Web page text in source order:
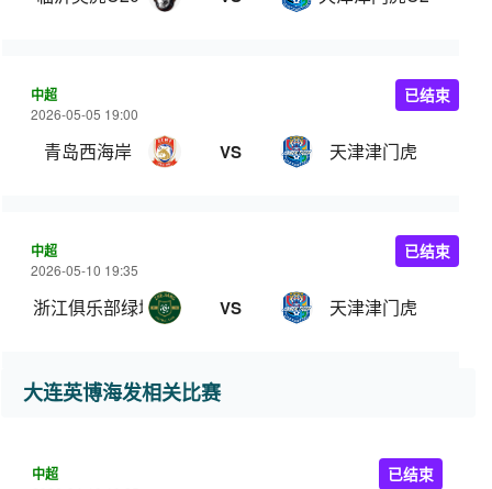
中超
2026-05-05 19:00
青岛西海岸 VS 天津津门虎
已结束
中超
2026-05-10 19:35
浙江俱乐部绿城 VS 天津津门虎
已结束
大连英博海发相关比赛
中超 已结束